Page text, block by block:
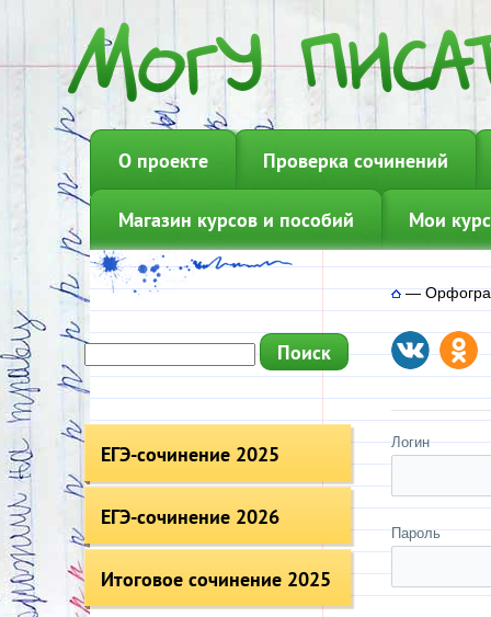
О проекте Проверка сочинений
Магазин курсов и пособий Мои
ЕГЭ-сочинение 2025
ЕГЭ-сочинение 2026
Итоговое сочинение 2025
—
Логин
Пароль